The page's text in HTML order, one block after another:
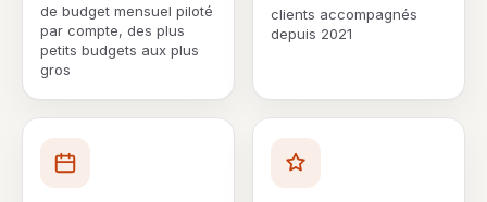
de budget mensuel piloté
par compte, des plus
petits budgets aux plus
gros
clients accompagnés
depuis 2021